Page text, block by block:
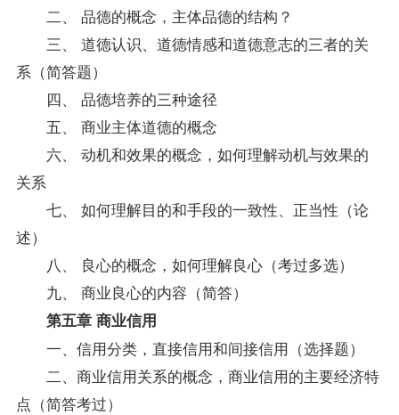
二、 品德的概念，主体品德的结构？
三、 道德认识、道德情感和道德意志的三者的关
系（简答题）
四、 品德培养的三种途径
五、 商业主体道德的概念
六、 动机和效果的概念，如何理解动机与效果的
关系
七、 如何理解目的和手段的一致性、正当性（论
述）
八、 良心的概念，如何理解良心（考过多选）
九、 商业良心的内容（简答）
第五章 商业信用
一、信用分类，直接信用和间接信用（选择题）
二、商业信用关系的概念，商业信用的主要经济特
点（简答考过）